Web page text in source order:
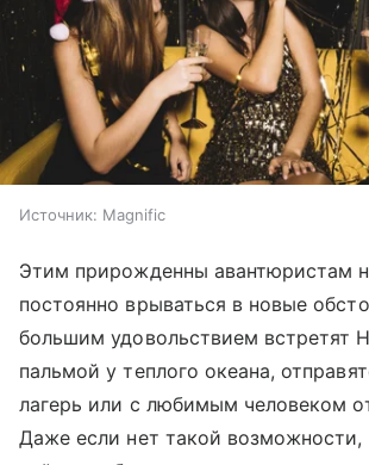
Источник: Magnific
Этим прирожденны авантюристам
постоянно врываться в новые
большим удовольствием встретят
пальмой у теплого океана,
лагерь или с любимым человеком
Даже если нет такой